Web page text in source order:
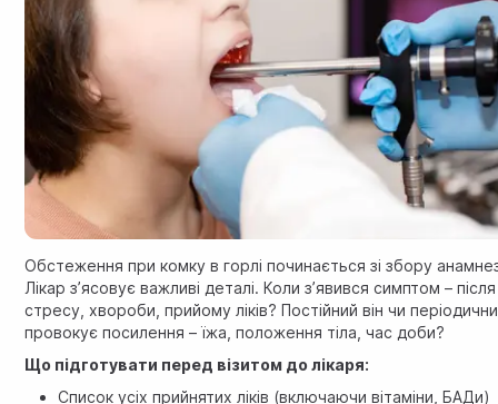
Обстеження при комку в горлі починається зі збору
Лікар з’ясовує важливі деталі. Коли з’явився симптом – після
стресу, хвороби, прийому ліків? Постійний він чи
провокує посилення – їжа, положення тіла, час доби?
Що підготувати перед візитом до лікаря:
Список усіх прийнятих ліків (включаючи вітаміни, БАДи)